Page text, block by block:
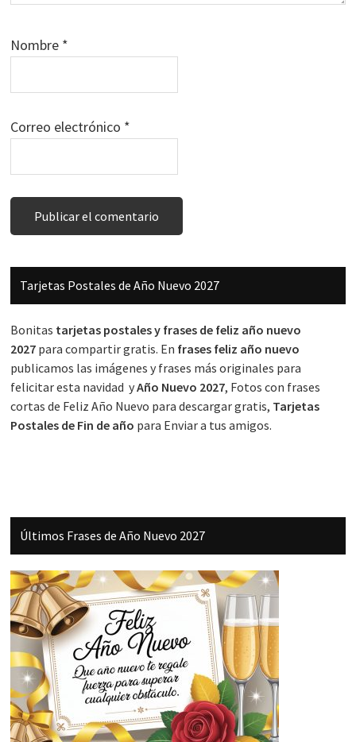
Nombre *
Correo electrónico *
Barra
lateral
principal
Tarjetas Postales de Año Nuevo 2027
Bonitas tarjetas postales y frases de feliz año nuevo
2027 para compartir gratis. En frases feliz año nuevo
publicamos las imágenes y frases más originales para
felicitar esta navidad yAño Nuevo 2027, Fotos con frases
cortas de Feliz Año Nuevo para descargar gratis, Tarjetas
Postales de Fin de año para Enviar a tus amigos.
Últimos Frases de Año Nuevo 2027